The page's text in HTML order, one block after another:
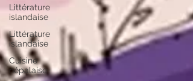
Littérature
islandaise
Littérature
islandaise
Cuisine
népalaise